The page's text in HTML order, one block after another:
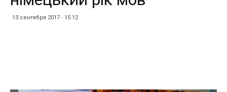
13 сентября 2017 - 15:12